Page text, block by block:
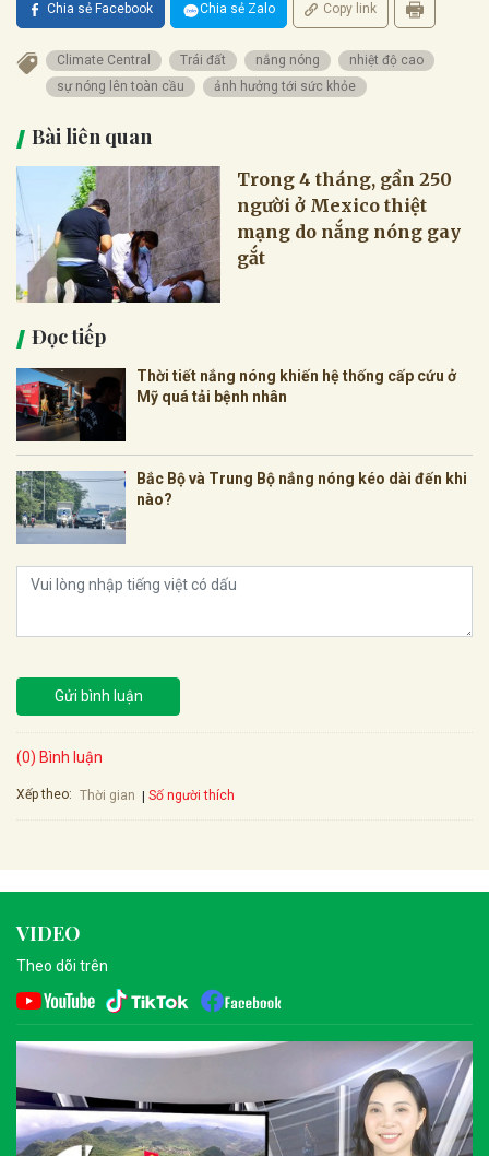
Chia sẻ Facebook Chia sẻ Zalo Copy link
Climate Central Trái đất nắng nóng
nhiệt độ cao
sự nóng lên toàn cầu
ảnh hưởng tới sức khỏe
Bài liên quan
Trong 4 tháng, gần 250
người ở Mexico thiệt
mạng do nắng nóng gay
gắt
Đọc tiếp
Thời tiết nắng nóng khiến hệ thống cấp cứu ở
Mỹ quá tải bệnh nhân
Bắc Bộ và Trung Bộ nắng nóng kéo dài đến khi
nào?
Gửi bình luận
(0) Bình luận
Xếp theo: Thời gian Số người thích
VIDEO
Theo dõi trên